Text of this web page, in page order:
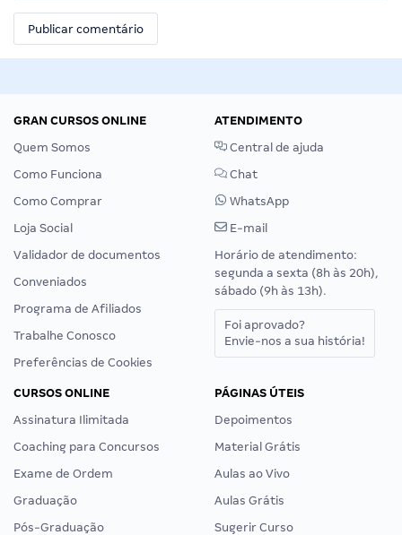
GRAN CURSOS ONLINE
Quem Somos
Como Funciona
Como Comprar
Loja Social
Validador de documentos
Conveniados
Programa de Afiliados
Trabalhe Conosco
Preferências de Cookies
ATENDIMENTO
Central de ajuda
Chat
WhatsApp
E-mail
Horário de atendimento:
segunda a sexta (8h às 20h),
sábado (9h às 13h).
Foi aprovado?
Envie-nos a sua história!
CURSOS ONLINE
Assinatura Ilimitada
Coaching para Concursos
Exame de Ordem
Graduação
Pós-Graduação
PÁGINAS ÚTEIS
Depoimentos
Material Grátis
Aulas ao Vivo
Aulas Grátis
Sugerir Curso